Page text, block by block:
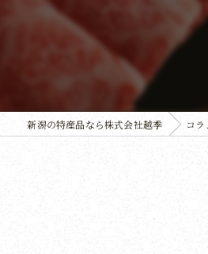
新潟の特産品なら株式会社越季 コラ